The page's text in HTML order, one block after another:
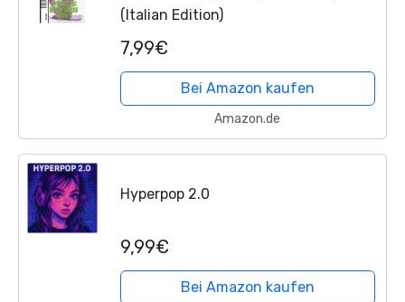
(Italian Edition)
7,99€
Bei Amazon kaufen
Amazon.de
Hyperpop 2.0
9,99€
Bei Amazon kaufen